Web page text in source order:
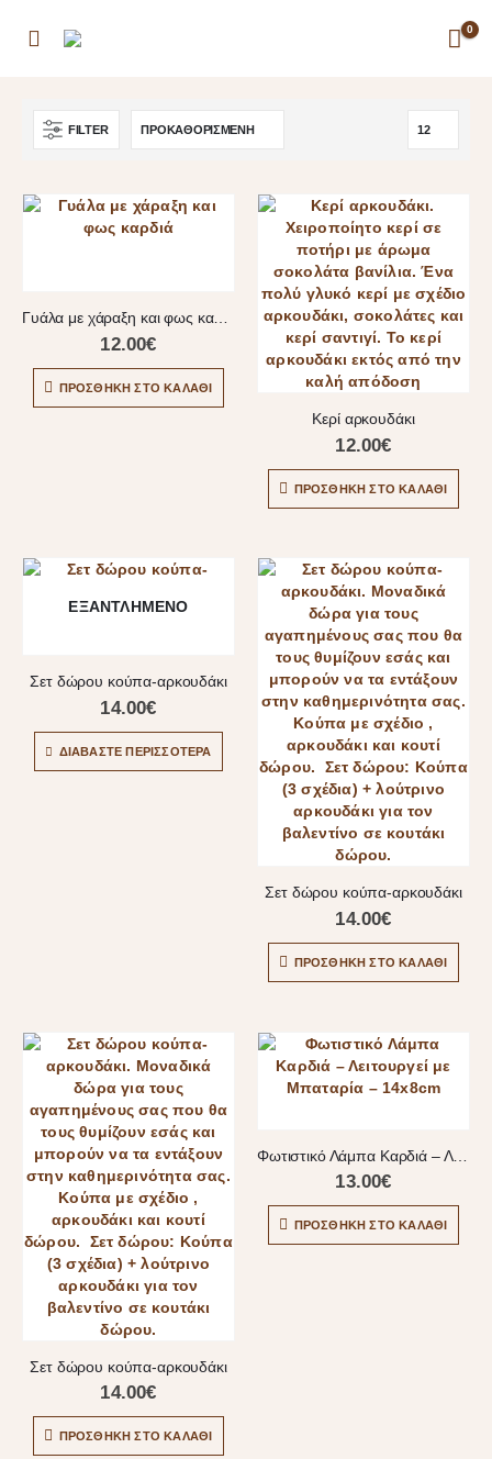
0
FILTER
Γυάλα με χάραξη και φως καρδιά
12.00€
ΠΡΟΣΘΉΚΗ ΣΤΟ ΚΑΛΆΘΙ
Κερί αρκουδάκι
12.00€
ΠΡΟΣΘΉΚΗ ΣΤΟ ΚΑΛΆΘΙ
ΕΞΑΝΤΛΗΜΈΝΟ
Σετ δώρου κούπα-αρκουδάκι
14.00€
ΔΙΑΒΆΣΤΕ ΠΕΡΙΣΣΌΤΕΡΑ
Σετ δώρου κούπα-αρκουδάκι
14.00€
ΠΡΟΣΘΉΚΗ ΣΤΟ ΚΑΛΆΘΙ
Σετ δώρου κούπα-αρκουδάκι
14.00€
ΠΡΟΣΘΉΚΗ ΣΤΟ ΚΑΛΆΘΙ
Φωτιστικό Λάμπα Καρδιά – Λειτουργεί με Μπαταρία – 14x8cm
13.00€
ΠΡΟΣΘΉΚΗ ΣΤΟ ΚΑΛΆΘΙ